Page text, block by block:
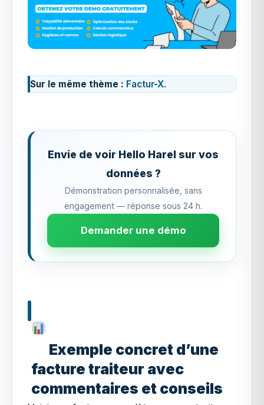
Sur le même thème : Factur-X.
Envie de voir Hello Harel sur vos
données ?
Démonstration personnalisée, sans
engagement — réponse sous 24 h.
Demander une démo
Exemple concret d’une
facture traiteur avec
commentaires et conseils